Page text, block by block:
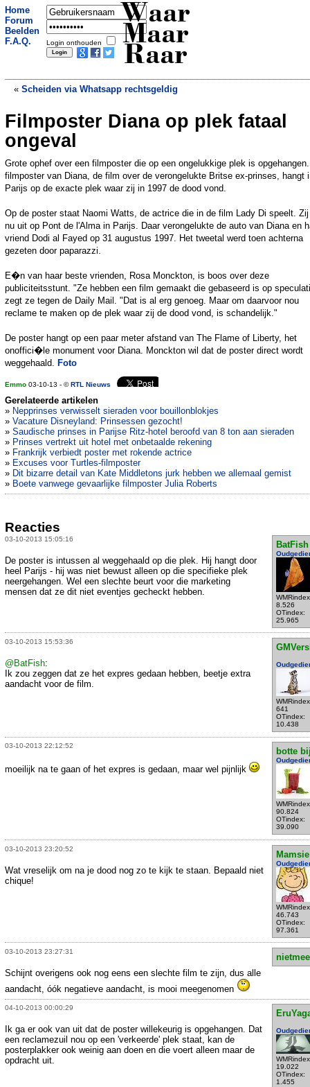
Home
Forum
Beelden
F.A.Q.
Login onthouden
Waar
Maar
Raar
« Scheiden via Whatsapp rechtsgeldig
Begraafplaatsen in Engeland raken vol
Filmposter Diana op plek fataal
ongeval
Grote ophef over een filmposter die op een ongelukkige plek is
filmposter van Diana, de film over de verongelukte Britse ex-prinses, hangt
Parijs op de exacte plek waar zij in 1997 de dood vond.
Op de poster staat Naomi Watts, de actrice die in de film Lady Di speelt.
nu uit op Pont de l'Alma in Parijs. Daar verongelukte de auto van Diana en
vriend Dodi al Fayed op 31 augustus 1997. Het tweetal werd toen achterna
gezeten door paparazzi.
E�n van haar beste vrienden, Rosa Monckton, is boos over deze
publiciteitsstunt. "Ze hebben een film gemaakt die gebaseerd is op
zegt ze tegen de Daily Mail. "Dat is al erg genoeg. Maar om daarvoor nou
reclame te maken op de plek waar zij de dood vond, is schandelijk."
De poster hangt op een paar meter afstand van The Flame of Liberty, het
onoffici�le monument voor Diana. Monckton wil dat de poster direct wordt
weggehaald. Foto
Emmo 03-10-13 - ©RTL Nieuws
Gerelateerde artikelen
» Nepprinses verwisselt sieraden voor bouillonblokjes
» Vacature Disneyland: Prinsessen gezocht!
» Saudische prinses in Parijse Ritz-hotel beroofd van 8 ton aan sieraden
» Prinses vertrekt uit hotel met onbetaalde rekening
» Frankrijk verbiedt poster met rokende actrice
» Excuses voor Turtles-filmposter
» Dit bizarre detail van Kate Middletons jurk hebben we allemaal gemist
» Boete vanwege gevaarlijke filmposter Julia Roberts
Reacties
03-10-2013 15:05:16
BatFish
8.526
OTindex:
25.965
De poster is intussen al weggehaald op die plek. Hij hangt door
heel Parijs - hij was niet bewust alleen op die specifieke plek
neergehangen. Wel een slechte beurt voor die marketing
mensen dat ze dit niet eventjes gecheckt hebben.
03-10-2013 15:53:36
641
OTindex:
10.438
@BatFish:
Ik zou zeggen dat ze het expres gedaan hebben, beetje extra
aandacht voor de film.
03-10-2013 22:12:52
botte
90.824
OTindex:
39.090
moeilijk na te gaan of het expres is gedaan, maar wel pijnlijk
03-10-2013 23:20:52
Mamsie
46.743
OTindex:
97.361
Wat vreselijk om na je dood nog zo te kijk te staan. Bepaald niet
chique!
03-10-2013 23:27:31
Schijnt overigens ook nog eens een slechte film te zijn, dus alle
aandacht, óók negatieve aandacht, is mooi meegenomen
04-10-2013 00:00:29
19.022
OTindex:
1.455
Ik ga er ook van uit dat de poster willekeurig is opgehangen. Dat
een reclamezuil nou op een 'verkeerde' plek staat, kan de
posterplakker ook weinig aan doen en die voert alleen maar de
opdracht uit.